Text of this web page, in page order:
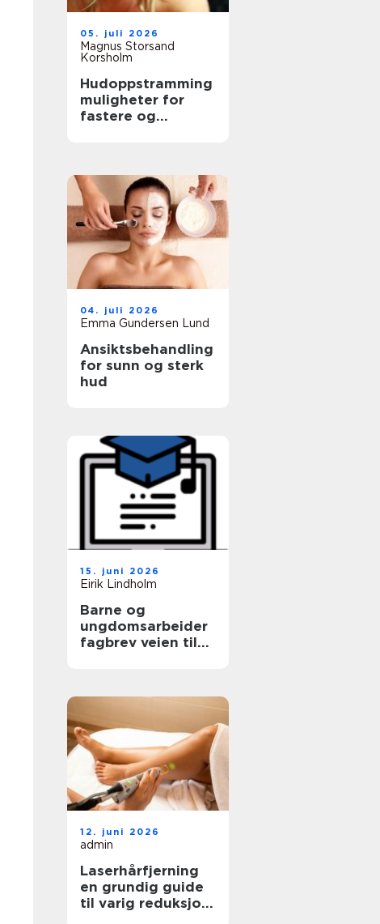
05. juli 2026
Magnus Storsand
Korsholm
Hudoppstramming
muligheter for
fastere og
04. juli 2026
Emma Gundersen Lund
Ansiktsbehandling
for sunn og sterk
hud
15. juni 2026
Eirik Lindholm
Barne og
ungdomsarbeider
fagbrev veien til
12. juni 2026
admin
Laserhårfjerning
en grundig guide
til varig reduksjon